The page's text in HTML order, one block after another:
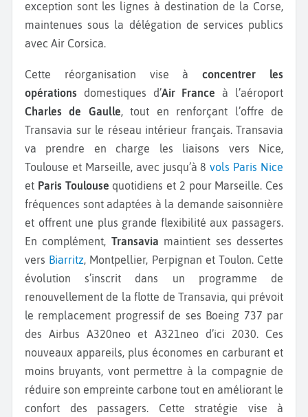
exception sont les lignes à destination de la Corse,
maintenues sous la délégation de services publics
avec Air Corsica.
Cette réorganisation vise àconcentrer les
opérations domestiques d’Air France à l’aéroport
Charles de Gaulle , tout en renforçant l’offre de
Transavia sur le réseau intérieur français. Transavia
va prendre en charge les liaisons vers Nice,
Toulouse et Marseille, avec jusqu’à 8 vols Paris Nice
et Paris Toulouse quotidiens et 2 pour Marseille. Ces
fréquences sont adaptées à la demande saisonnière
et offrent une plus grande flexibilité aux passagers.
En complément, Transavia maintient ses dessertes
vers Biarritz , Montpellier, Perpignan et Toulon. Cette
évolution s’inscrit dans un programme de
renouvellement de la flotte de Transavia, qui prévoit
le remplacement progressif de ses Boeing 737 par
des Airbus A320neo et A321neo d’ici 2030. Ces
nouveaux appareils, plus économes en carburant et
moins bruyants, vont permettre à la compagnie de
réduire son empreinte carbone tout en améliorant le
confort des passagers. Cette stratégie vise à